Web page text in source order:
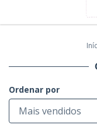
Ordenar por